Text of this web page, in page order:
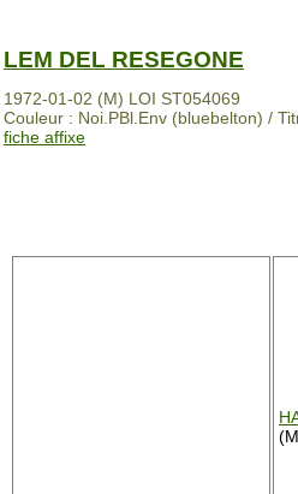
LEM DEL RESEGONE
1972-01-02 (M) LOI ST054069
Couleur : Noi.PBl.Env (bluebelton) /
fiche affixe